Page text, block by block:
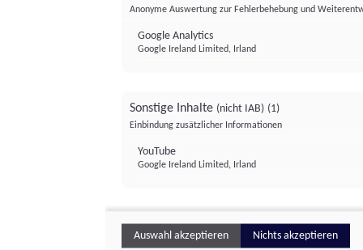
Anonyme Auswertung zur Fehlerbehebung und
Google Analytics
Google Ireland Limited, Irland
Sonstige Inhalte (nicht IAB) (1)
Einbindung zusätzlicher Informationen
YouTube
Google Ireland Limited, Irland
Auswahl akzeptieren Nichts akzeptieren